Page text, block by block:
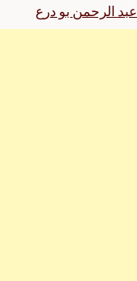
عبد الرحمن بو درع